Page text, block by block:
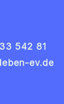
542 81
ev.de